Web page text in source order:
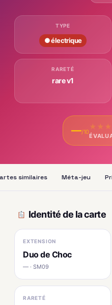
TYPE
● électrique
RARETÉ
rare v1
—/10
★ ★ ★
similaires Méta-jeu
Identité de la carte
EXTENSION
Duo de Choc
— · SM09
RARETÉ